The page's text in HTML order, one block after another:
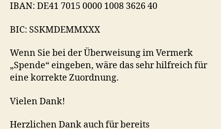
IBAN: DE41 7015 0000 1008 3626 40
BIC: SSKMDEMMXXX
Wenn Sie bei der Überweisung im Vermerk
„Spende“ eingeben, wäre das sehr hilfreich für
eine korrekte Zuordnung.
Vielen Dank!
Herzlichen Dank auch für bereits